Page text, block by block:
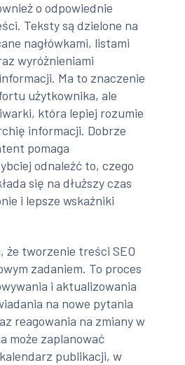
o odpowiednie
Teksty są dzielone na
nagłówkami, listami
wyróżnieniami
Ma to znaczenie
użytkownika, ale
która lepiej rozumie
informacji. Dobrze
pomaga
odnaleźć to, czego
się na dłuższy czas
i lepsze wskaźniki
że tworzenie treści SEO
zadaniem. To proces
i aktualizowania
na nowe pytania
reagowania na zmiany w
może zaplanować
publikacji, w